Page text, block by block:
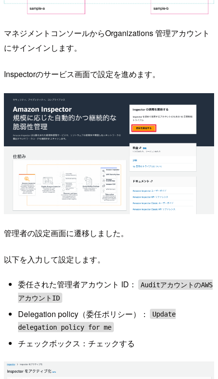
マネジメントコンソールからOrganizations 管理アカウント
にサインインします。
Inspectorのサービス画面で設定を進めます。
管理者の設定画面に遷移しました。
以下を入力して設定します。
委任された管理者アカウント ID：
AuditアカウントのAWS
アカウントID
Delegation policy（委任ポリシー）：
Update
delegation policy for me
チェックボックス：チェックする